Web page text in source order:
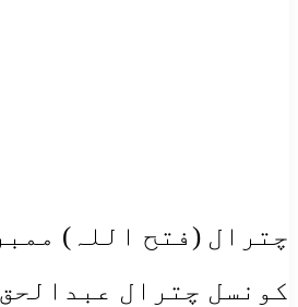
چترال (فتح اللہ)
کونسل چترال